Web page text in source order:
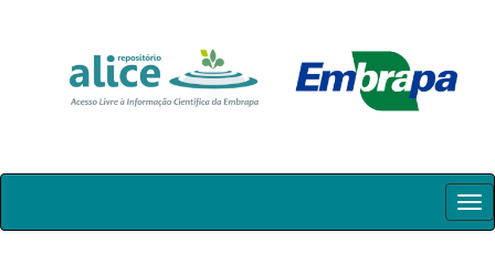
Skip